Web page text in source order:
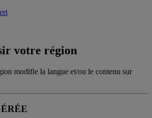
votre région
modifie la langue et/ou le contenu sur